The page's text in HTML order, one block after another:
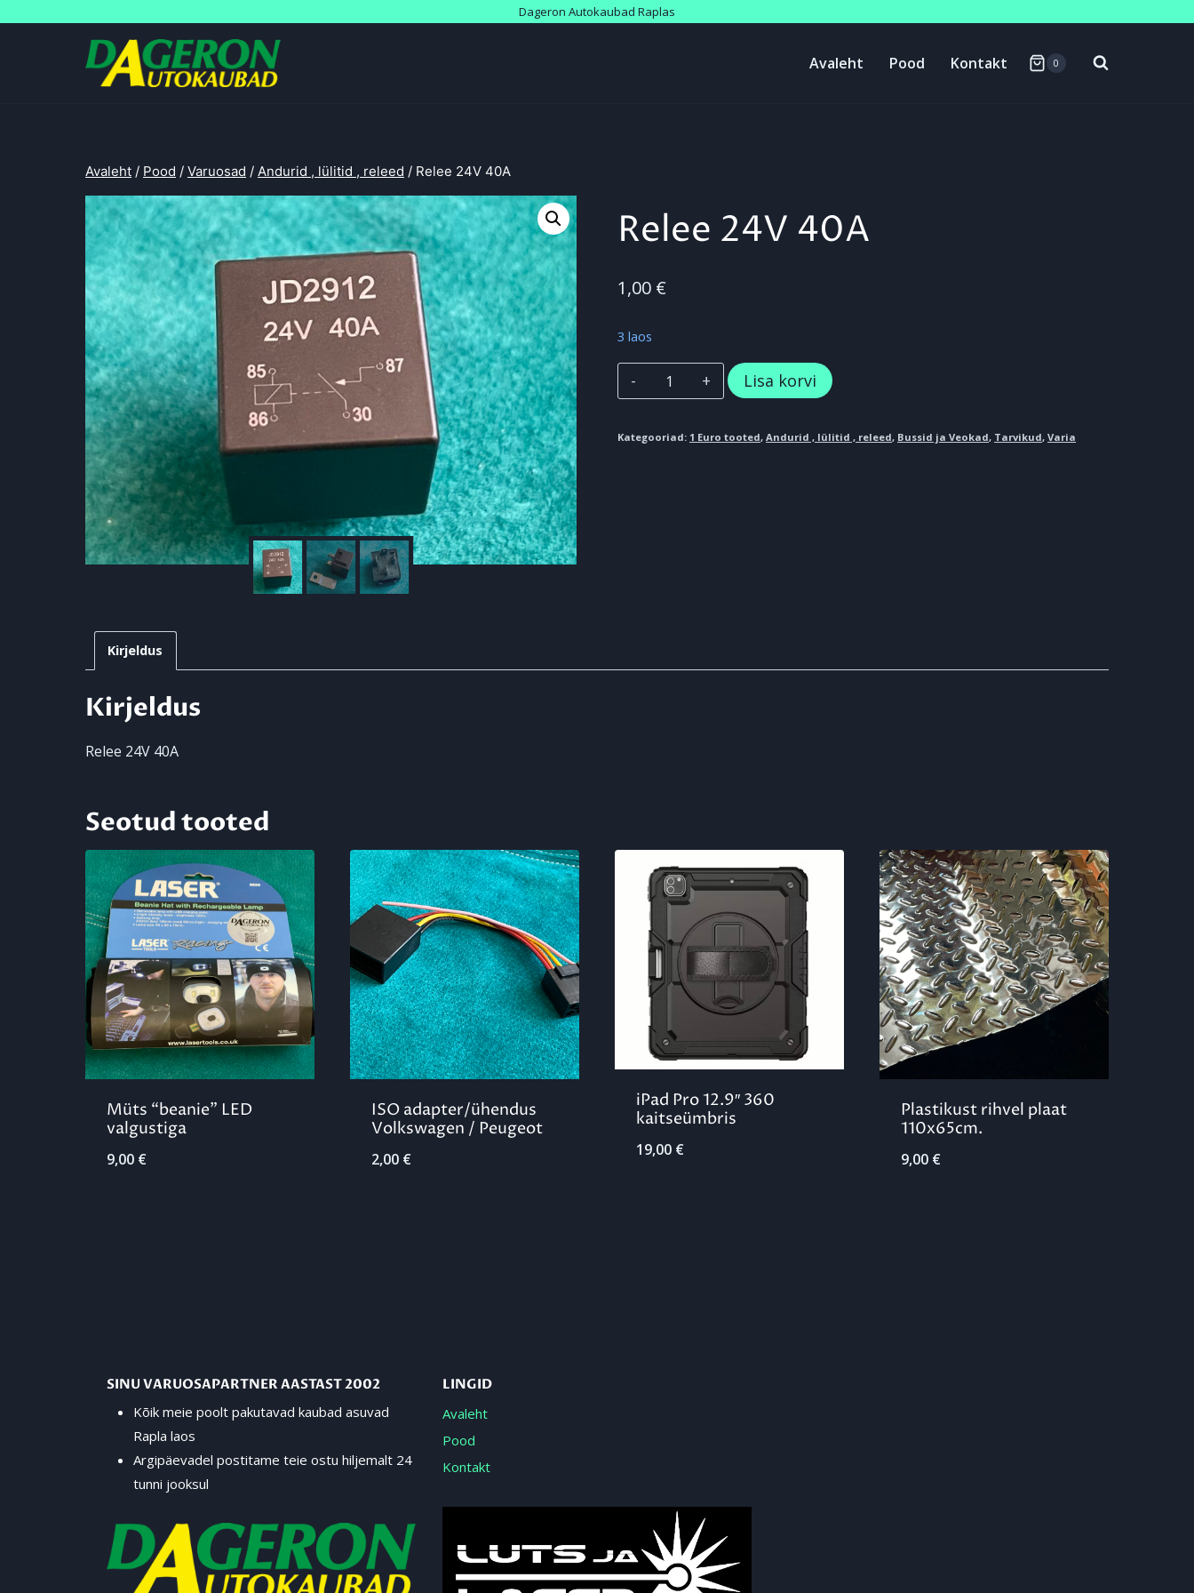
Dageron Autokaubad Raplas
Avaleht Pood Kontakt 0
Avaleht / Pood / Varuosad / Andurid , lülitid , releed / Relee 24V 40A
Relee 24V 40A
1,00 €
3 laos
Relee
24V
40A
Lisa korvi
Kategooriad: 1 Euro tooted,Andurid , lülitid , releed, Bussid ja Veokad, Tarvikud,Varia
Kirjeldus
Kirjeldus
Relee 24V 40A
Seotud tooted
Müts “beanie” LED
valgustiga
9,00 €
ISO adapter/ühendus
Volkswagen / Peugeot
2,00 €
iPad Pro 12.9″ 360
kaitseümbris
19,00 €
Plastikust rihvel plaat
110x65cm.
9,00 €
SINU VARUOSAPARTNER AASTAST 2002
Kõik meie poolt pakutavad kaubad asuvad
Rapla laos
Argipäevadel postitame teie ostu hiljemalt 24
tunni jooksul
LINGID
Avaleht
Pood
Kontakt